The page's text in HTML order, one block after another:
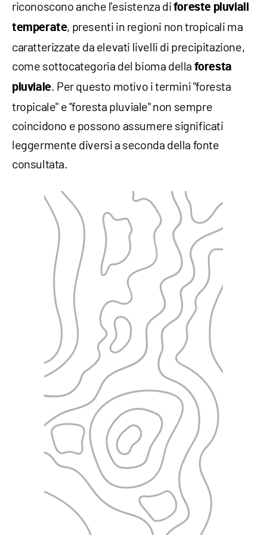
riconoscono anche l'esistenza di foreste pluviali
temperate, presenti in regioni non tropicali ma
caratterizzate da elevati livelli di precipitazione,
come sottocategoria del bioma della foresta
pluviale. Per questo motivo i termini "foresta
tropicale" e "foresta pluviale" non sempre
coincidono e possono assumere significati
leggermente diversi a seconda della fonte
consultata.